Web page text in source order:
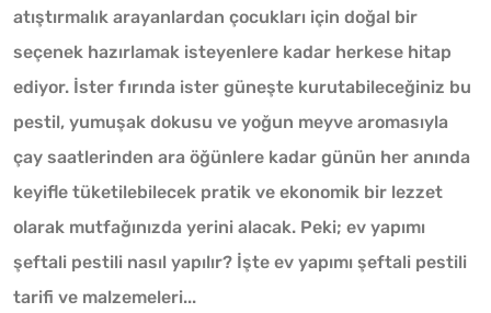
atıştırmalık arayanlardan çocukları için doğal bir
seçenek hazırlamak isteyenlere kadar herkese hitap
ediyor. İster fırında ister güneşte kurutabileceğiniz bu
pestil, yumuşak dokusu ve yoğun meyve aromasıyla
çay saatlerinden ara öğünlere kadar günün her anında
keyifle tüketilebilecek pratik ve ekonomik bir lezzet
olarak mutfağınızda yerini alacak. Peki; ev yapımı
şeftali pestili nasıl yapılır? İşte ev yapımı şeftali pestili
tarifi ve malzemeleri...